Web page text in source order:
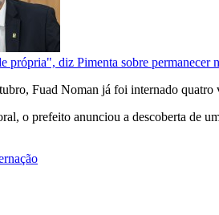
própria", diz Pimenta sobre permanecer
Fuad Noman já foi internado
o prefeito anunciou a descoberta de